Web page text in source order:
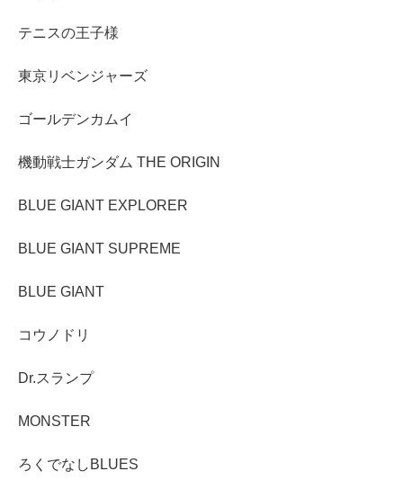
テニスの王子様
東京リベンジャーズ
ゴールデンカムイ
機動戦士ガンダム THE ORIGIN
BLUE GIANT EXPLORER
BLUE GIANT SUPREME
BLUE GIANT
コウノドリ
Dr.スランプ
MONSTER
ろくでなしBLUES